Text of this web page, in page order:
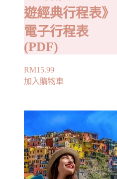
遊經典行程表》
電子行程表
(PDF)
RM15.99
加入購物車